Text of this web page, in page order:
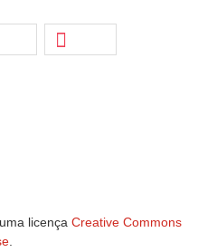
licença Creative Commons
.